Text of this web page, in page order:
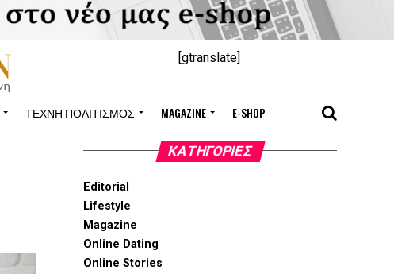
[gtranslate]
ΤΈΧΝΗ ΠΟΛΙΤΙΣΜΌΣ MAGAZINE E-SHOP
KΑΤΗΓΟΡΊΕΣ
Editorial
Lifestyle
Magazine
Online Dating
Online Stories